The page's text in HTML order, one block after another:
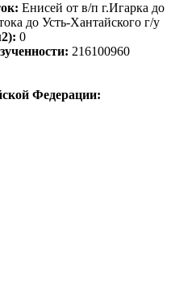
Енисей от в/п г.Игарка до
до Усть-Хантайского г/у
0
216100960
Федерации: